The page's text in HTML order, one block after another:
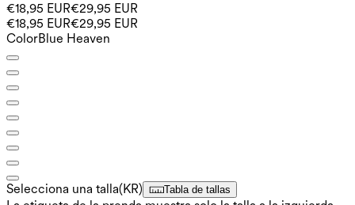
€18,95 EUR€29,95 EUR
€18,95 EUR€29,95 EUR
ColorBlue Heaven
Selecciona una talla(KR) Tabla de tallas